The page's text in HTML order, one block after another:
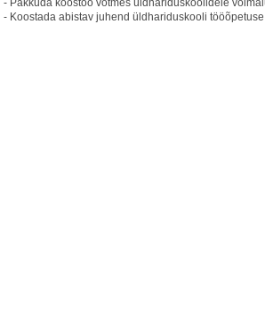
- Pakkuda koostöö võtmes üldhariduskoolidele
- Koostada abistav juhend üldhariduskooli